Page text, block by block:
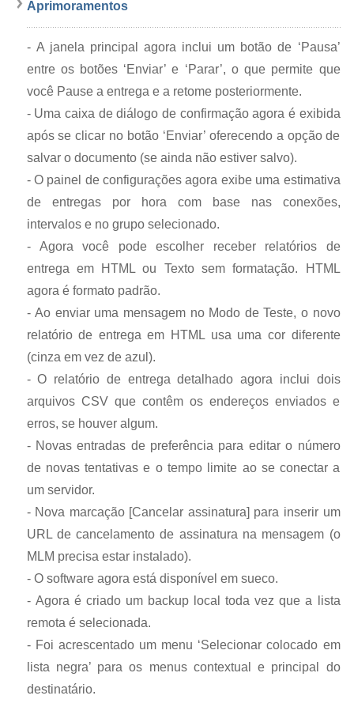
Aprimoramentos
- A janela principal agora inclui um botão de ‘Pausa’
entre os botões ‘Enviar’ e ‘Parar’, o que permite que
você Pause a entrega e a retome posteriormente.
- Uma caixa de diálogo de confirmação agora é exibida
após se clicar no botão ‘Enviar’ oferecendo a opção de
salvar o documento (se ainda não estiver salvo).
- O painel de configurações agora exibe uma estimativa
de entregas por hora com base nas conexões,
intervalos e no grupo selecionado.
-
Agora você pode escolher receber relatórios de
entrega em HTML ou Texto sem formatação. HTML
agora é formato padrão.
- Ao enviar uma mensagem no Modo de Teste, o novo
relatório de entrega em HTML usa uma cor diferente
(cinza em vez de azul).
- O relatório de entrega detalhado agora inclui dois
arquivos CSV que contêm os endereços enviados e
erros, se houver algum.
- Novas entradas de preferência para editar o número
de novas tentativas e o tempo limite ao se conectar a
um servidor.
- Nova marcação [Cancelar assinatura] para inserir um
URL de cancelamento de assinatura na mensagem (o
MLM precisa estar instalado).
- O software agora está disponível em sueco.
- Agora é criado um backup local toda vez que a lista
remota é selecionada.
- Foi acrescentado um menu ‘Selecionar colocado em
lista negra’ para os menus contextual e principal do
destinatário.